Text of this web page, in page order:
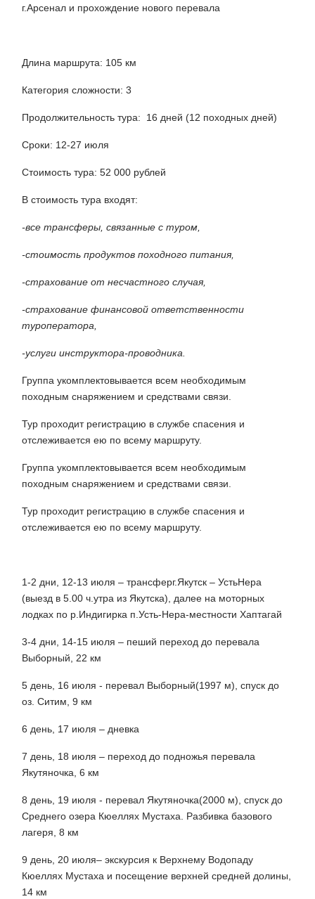
г.Арсенал и прохождение нового перевала
Длина маршрута: 105 км
Категория сложности: 3
Продолжительность тура: 16 дней (12 походных дней)
Сроки: 12-27 июля
Стоимость тура: 52 000 рублей
В стоимость тура входят:
-все трансферы, связанные с туром,
-стоимость продуктов походного питания,
-страхование от несчастного случая,
-страхование финансовой ответственности
туроператора,
-услуги инструктора-проводника.
Группа укомплектовывается всем необходимым
походным снаряжением и средствами связи.
Тур проходит регистрацию в службе спасения и
отслеживается ею по всему маршруту.
Группа укомплектовывается всем необходимым
походным снаряжением и средствами связи.
Тур проходит регистрацию в службе спасения и
отслеживается ею по всему маршруту.
1-2 дни, 12-13 июля – трансферг.Якутск – УстьНера
(выезд в 5.00 ч.утра из Якутска), далее на моторных
лодках по р.Индигирка п.Усть-Нера-местности Хаптагай
3-4 дни, 14-15 июля – пеший переход до перевала
Выборный, 22 км
5 день, 16 июля - перевал Выборный(1997 м), спуск до
оз. Ситим, 9 км
6 день, 17 июля – дневка
7 день, 18 июля – переход до подножья перевала
Якутяночка, 6 км
8 день, 19 июля - перевал Якутяночка(2000 м), спуск до
Среднего озера Кюеллях Мустаха. Разбивка базового
лагеря, 8 км
9 день, 20 июля– экскурсия к Верхнему Водопаду
Кюеллях Мустаха и посещение верхней средней долины,
14 км